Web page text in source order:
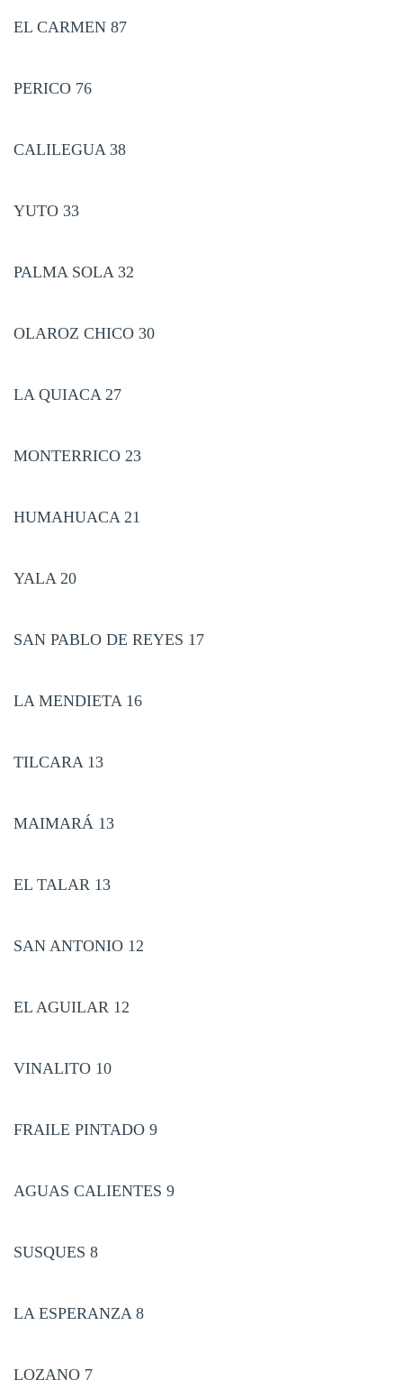
EL CARMEN 87
PERICO 76
CALILEGUA 38
YUTO 33
PALMA SOLA 32
OLAROZ CHICO 30
LA QUIACA 27
MONTERRICO 23
HUMAHUACA 21
YALA 20
SAN PABLO DE REYES 17
LA MENDIETA 16
TILCARA 13
MAIMARÁ 13
EL TALAR 13
SAN ANTONIO 12
EL AGUILAR 12
VINALITO 10
FRAILE PINTADO 9
AGUAS CALIENTES 9
SUSQUES 8
LA ESPERANZA 8
LOZANO 7